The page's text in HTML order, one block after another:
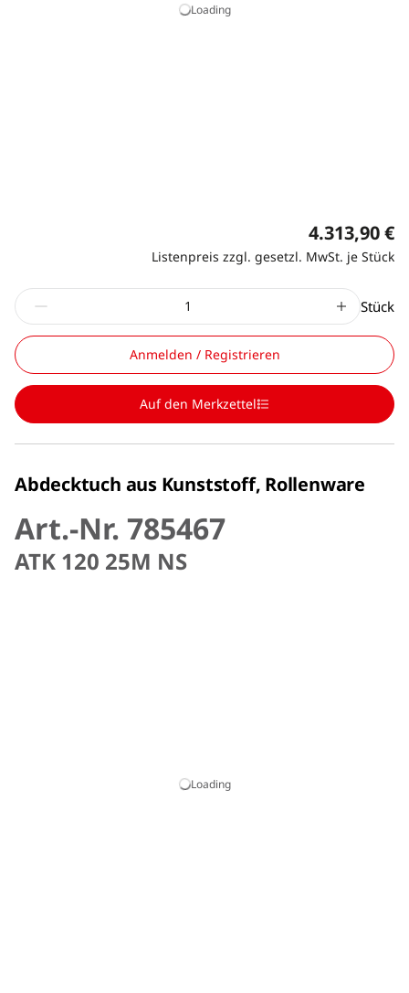
Loading
4.313,90 €
Listenpreis zzgl. gesetzl. MwSt. je Stück
Stück
Anmelden / Registrieren
Auf den Merkzettel
Abdecktuch aus Kunststoff, Rollenware
Art.-Nr. 785467
ATK 120 25M NS
Loading